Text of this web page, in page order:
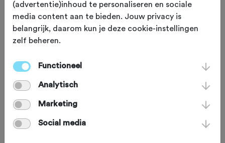
Drie
mountainbikeroutes
krijgen flinke boost
met NTFU Bosch eBike
Systems Trailfund
(advertentie)inhoud te personaliseren en sociale
media content aan te bieden. Jouw privacy is
belangrijk, daarom kun je deze cookie-instellingen
zelf beheren.
Functioneel
Analytisch
Marketing
Social media